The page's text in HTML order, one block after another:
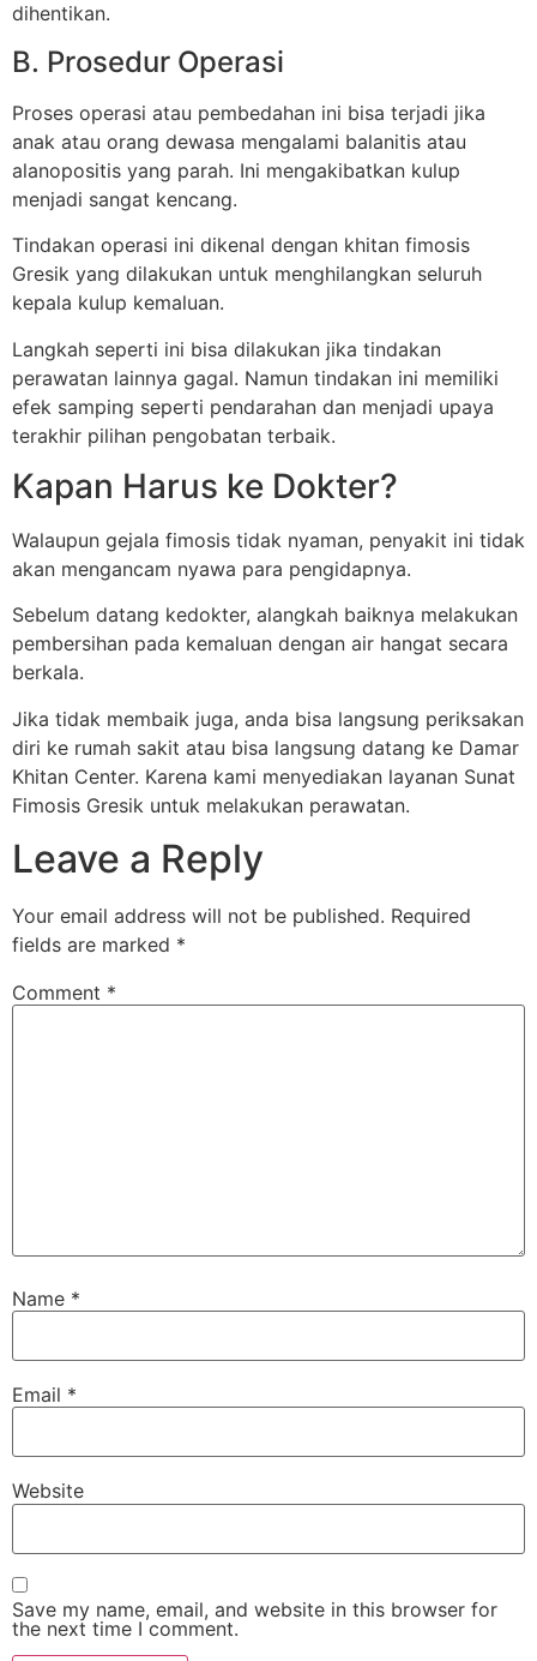
dihentikan.
B. Prosedur Operasi
Proses operasi atau pembedahan ini bisa terjadi jika
anak atau orang dewasa mengalami balanitis atau
alanopositis yang parah. Ini mengakibatkan kulup
menjadi sangat kencang.
Tindakan operasi ini dikenal dengan khitan fimosis
Gresik yang dilakukan untuk menghilangkan seluruh
kepala kulup kemaluan.
Langkah seperti ini bisa dilakukan jika tindakan
perawatan lainnya gagal. Namun tindakan ini memiliki
efek samping seperti pendarahan dan menjadi upaya
terakhir pilihan pengobatan terbaik.
Kapan Harus ke Dokter?
Walaupun gejala fimosis tidak nyaman, penyakit ini tidak
akan mengancam nyawa para pengidapnya.
Sebelum datang kedokter, alangkah baiknya melakukan
pembersihan pada kemaluan dengan air hangat secara
berkala.
Jika tidak membaik juga, anda bisa langsung periksakan
diri ke rumah sakit atau bisa langsung datang ke Damar
Khitan Center. Karena kami menyediakan layanan Sunat
Fimosis Gresik untuk melakukan perawatan.
Leave a Reply
Your email address will not be published. Required
fields are marked *
Comment *
Name *
Email *
Website
Save my name, email, and website in this browser for
the next time I comment.